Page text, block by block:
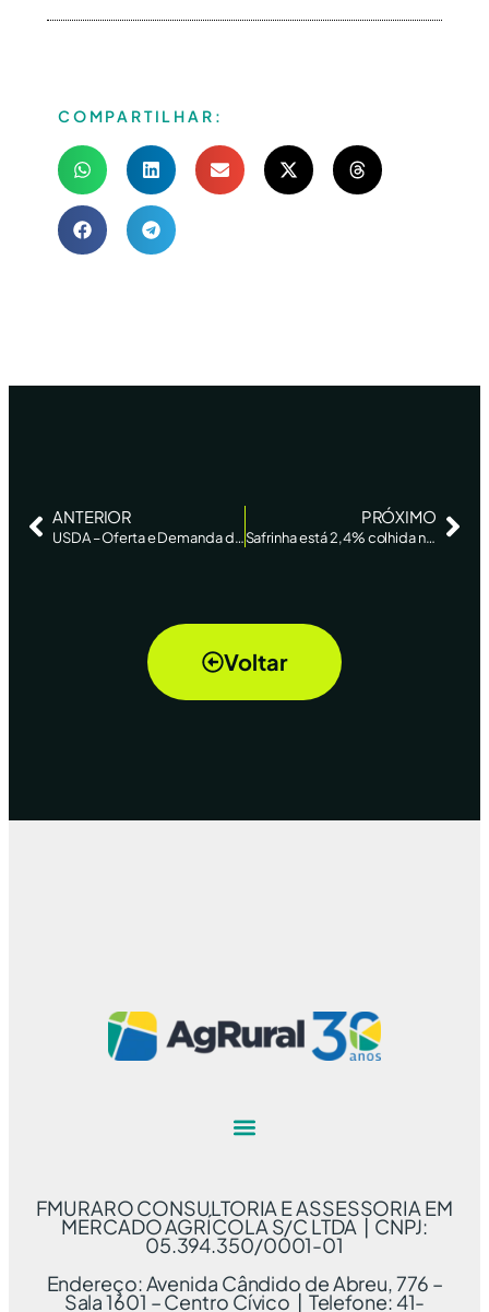
COMPARTILHAR:
ANTERIOR
USDA – Oferta e Demanda de Milho
PRÓXIMO
Safrinha está 2,4% colhida no Centro-Sul; produtor calcula perdas em áreas secas
Voltar
FMURARO CONSULTORIA E ASSESSORIA EM
MERCADO AGRÍCOLA S/C LTDA | CNPJ:
05.394.350/0001-01
Endereço: Avenida Cândido de Abreu, 776 –
Sala 1601 – Centro Cívico | Telefone: 41-